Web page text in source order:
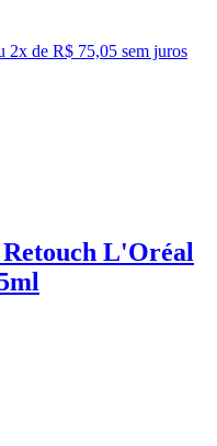
2x de R$ 75,05 sem juros
L'Oréal